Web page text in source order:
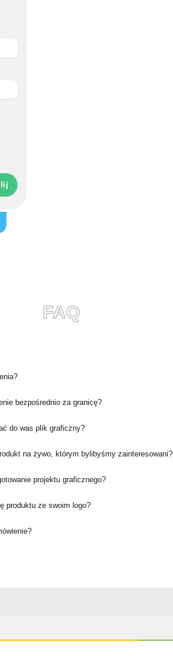
FAQ
bezpośrednio za granicę?
do was plik graficzny?
na żywo, którym bylibyśmy zainteresowani?
projektu graficznego?
produktu ze swoim logo?